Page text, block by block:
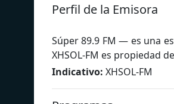
Perfil de la Emisora
Súper 89.9 FM — es una
XHSOL-FM es propiedad
Indicativo: XHSOL-FM